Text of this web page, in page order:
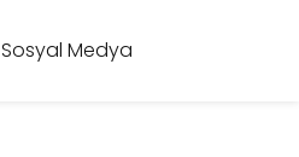
Sosyal Medya